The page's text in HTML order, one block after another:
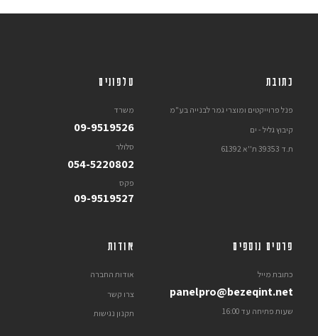
כתובת
פנל פרוייקטים ומוצרי גמר לבנייה בע"מ
קיבוץ גליל - ים
ת.ד 39353 ת''א 61392
טלפונים
משרד
09-9519526
סלולר
054-5220802
פקס
09-9519527
פרטים נוספים
כתובת מייל
panelpro@bezeqint.net
שעות פתיחה עד 16:00
אודות
אודות החברה
צרו קשר
תקנון נגישות